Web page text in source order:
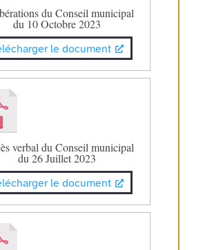
du Conseil municipal
du 10 Octobre 2023
le document
verbal du Conseil municipal
du 26 Juillet 2023
le document